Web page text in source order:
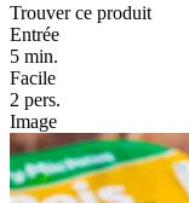
Trouver ce produit
Entrée
5 min.
Facile
2 pers.
Image